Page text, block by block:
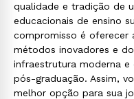
qualidade e tradição de
educacionais de ensino
compromisso é oferecer
métodos inovadores e
infraestrutura moderna e
pós-graduação. Assim,
melhor opção para sua
Rápido e fácil
WhatsApp